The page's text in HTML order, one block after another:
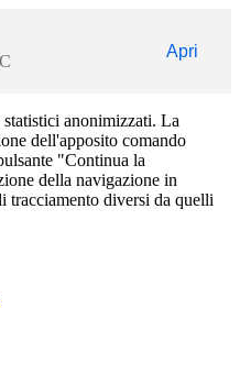
Apri
anonimizzati. La
dell'apposito comando
"Continua la
della navigazione in
tracciamento diversi da quelli